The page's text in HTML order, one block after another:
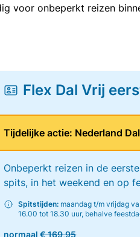
voor onbeperkt reizen
Flex Dal Vrij
Tijdelijke actie: Nederland
Onbeperkt reizen in de
spits, in het weekend en op
Spitstijden: maandag t/m vrijdag
16.00 tot 18.30 uur, behalve
normaal€ 169,95